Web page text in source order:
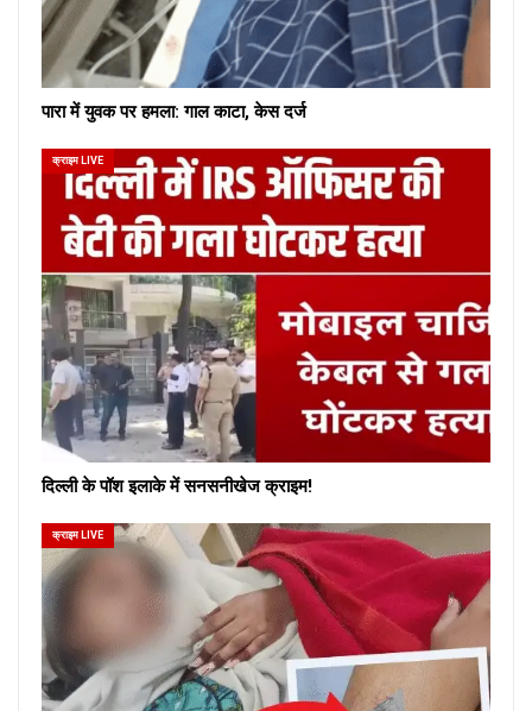
पारा में युवक पर हमला: गाल काटा, केस दर्ज
क्राइम LIVE
दिल्ली के पॉश इलाके में सनसनीखेज क्राइम!
क्राइम LIVE